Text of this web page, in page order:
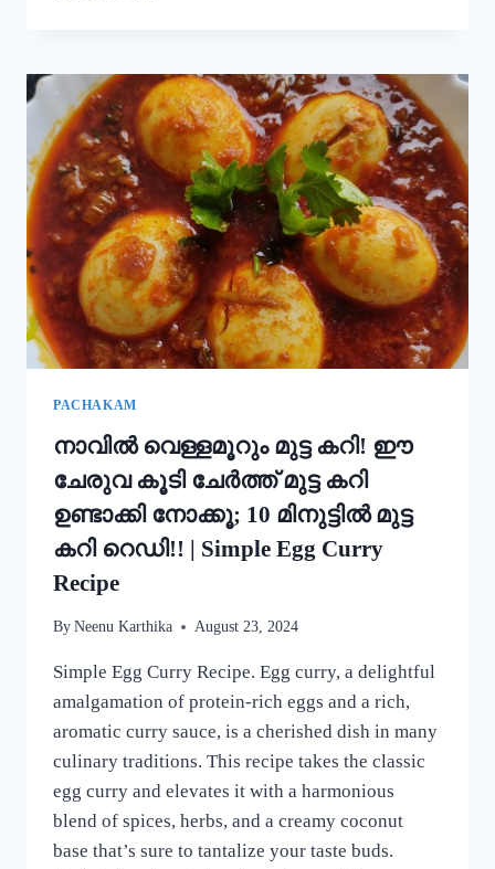
ചെറുപയർ
കൊണ്ട്
ഒരു
കിടിലൻ
ദോശ;
മിനുട്ടിൽ
നല്ല
സോഫ്റ്റ്
ദോശ
റെഡി!!
|
SPECIAL
RECIPE
PACHAKAM
നാവിൽ വെള്ളമൂറും മുട്ട കറി! ഈ
ചേരുവ കൂടി ചേർത്ത് മുട്ട കറി
ഉണ്ടാക്കി നോക്കൂ; 10 മിനുട്ടിൽ മുട്ട
കറി റെഡി!! | Simple Egg Curry
Recipe
By Neenu Karthika August 23, 2024
Simple Egg Curry Recipe. Egg curry, a delightful
amalgamation of protein-rich eggs and a rich,
aromatic curry sauce, is a cherished dish in many
culinary traditions. This recipe takes the classic
egg curry and elevates it with a harmonious
blend of spices, herbs, and a creamy coconut
base that’s sure to tantalize your taste buds.